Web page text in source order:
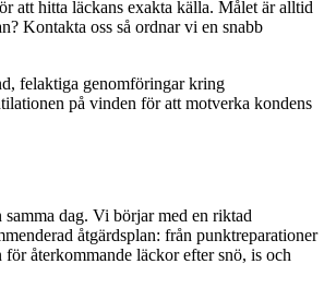
att hitta läckans exakta källa. Målet är alltid
Kontakta oss så ordnar vi en snabb
felaktiga genomföringar kring
på vinden för att motverka kondens
dag. Vi börjar med en riktad
åtgärdsplan: från punktreparationer
återkommande läckor efter snö, is och